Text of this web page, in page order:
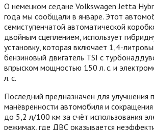
О немецком седане Volkswagen Jetta
года мы сообщали в январе. Этот
семиступенчатой автоматической
двойным сцеплением, использует
установку, которая включает 1,4-
бензиновый двигатель TSI с
впрыском мощностью 150 л. с. и
л. с.
Последний предназначен для улучшения
манёвренности автомобиля и
до 5,2 л/100 км за счёт использования
режимах, где ДВС оказывается